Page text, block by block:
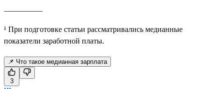
¹ При подготовке статьи рассматривались медианные
показатели заработной платы.
📌 Что такое медианная зарплата
3